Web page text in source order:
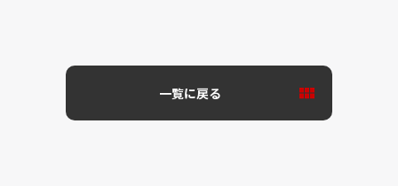
一覧に戻る